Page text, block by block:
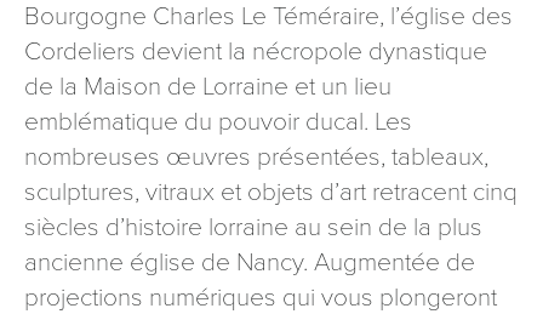
Bourgogne Charles Le Téméraire, l’église des
Cordeliers devient la nécropole dynastique
de la Maison de Lorraine et un lieu
emblématique du pouvoir ducal. Les
nombreuses œuvres présentées, tableaux,
sculptures, vitraux et objets d’art retracent cinq
siècles d’histoire lorraine au sein de la plus
ancienne église de Nancy. Augmentée de
projections numériques qui vous plongeront
mention contraire). Vous disposez d’un droit d’accès, de
rectification et d’opposition aux données vous concernant,
que vous pouvez exercer en adressant une demande par
courriel à tourisme@departement54.fr ou par courrier
signé accompagné de la copie d’un titre d’identité à
l’adresse suivante : Meurthe & Moselle Tourisme - 48
esplanade Jacques-Baudot CO 90019 54035 NANCY
cedex
reCAPTCHA